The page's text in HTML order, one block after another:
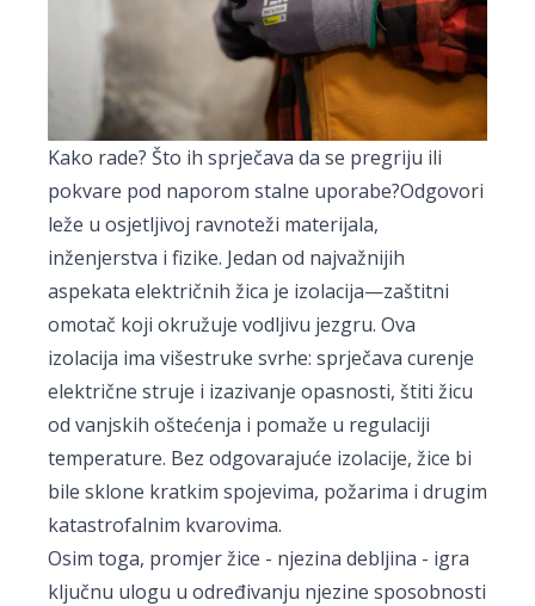
Kako rade? Što ih sprječava da se pregriju ili
pokvare pod naporom stalne uporabe?Odgovori
leže u osjetljivoj ravnoteži materijala,
inženjerstva i fizike. Jedan od najvažnijih
aspekata električnih žica je izolacija—zaštitni
omotač koji okružuje vodljivu jezgru. Ova
izolacija ima višestruke svrhe: sprječava curenje
električne struje i izazivanje opasnosti, štiti žicu
od vanjskih oštećenja i pomaže u regulaciji
temperature. Bez odgovarajuće izolacije, žice bi
bile sklone kratkim spojevima, požarima i drugim
katastrofalnim kvarovima.
Osim toga, promjer žice - njezina debljina - igra
ključnu ulogu u određivanju njezine sposobnosti